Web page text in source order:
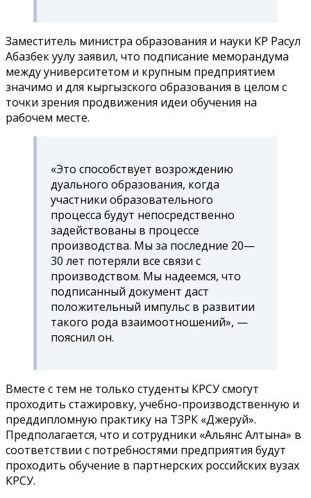
Заместитель министра образования и науки КР Расул
Абазбек уулу заявил, что подписание меморандума
между университетом и крупным предприятием
значимо и для кыргызского образования в целом с
точки зрения продвижения идеи обучения на
рабочем месте.
«Это способствует возрождению
дуального образования, когда
участники образовательного
процесса будут непосредственно
задействованы в процессе
производства. Мы за последние 20—
30 лет потеряли все связи с
производством. Мы надеемся, что
подписанный документ даст
положительный импульс в развитии
такого рода взаимоотношений», —
пояснил он.
Вместе с тем не только студенты КРСУ смогут
проходить стажировку, учебно-производственную и
преддипломную практику на ТЗРК «Джеруй».
Предполагается, что и сотрудники «Альянс Алтына» в
соответствии с потребностями предприятия будут
проходить обучение в партнерских российских вузах
КРСУ.